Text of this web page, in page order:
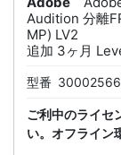
Audition 分離
MP) LV2
追加 3ヶ月
型番
ご利中のライセ
い。オフライン